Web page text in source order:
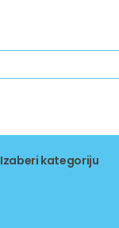
Izaberi kategoriju